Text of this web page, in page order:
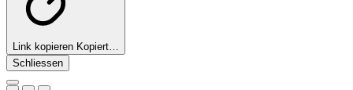
Link kopieren Kopiert…
Schliessen